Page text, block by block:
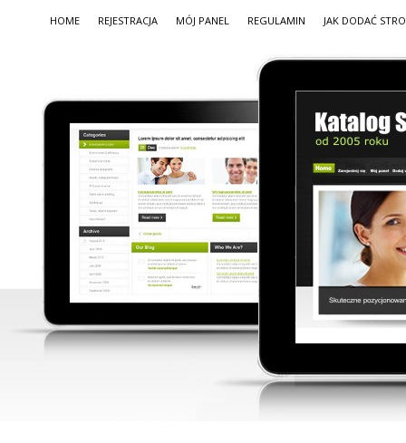
HOME REJESTRACJA MÓJ PANEL REGULAMIN JAK DODAĆ